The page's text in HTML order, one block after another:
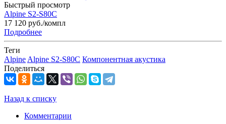
Быстрый просмотр
Alpine S2-S80C
17 120 руб./компл
Подробнее
Теги
Alpine Alpine S2-S80C Компонентная акустика
Поделиться
Назад к списку
Комментарии